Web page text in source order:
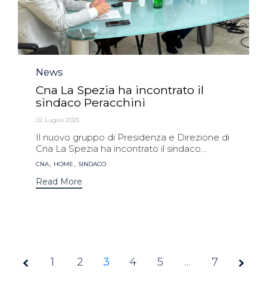
Category
News
Cna La Spezia ha incontrato il
sindaco Peracchini
02 Luglio 2025
Il nuovo gruppo di Presidenza e Direzione di
Cna La Spezia ha incontrato il sindaco...
Tags
CNA, HOME , SINDACO
Read More
Page
1 2 3 4 5 … 7